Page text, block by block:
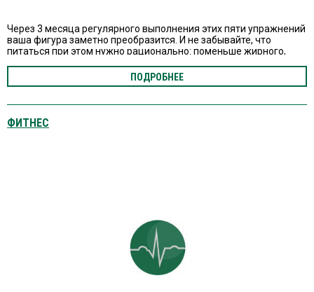
Через 3 месяца регулярного выполнения этих пяти упражнений
ваша фигура заметно преобразится. И не забывайте, что
питаться при этом нужно рационально: поменьше жирного,
ПОДРОБНЕЕ
ФИТНЕС